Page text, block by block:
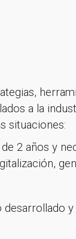
a la
situaciones:
2 años y